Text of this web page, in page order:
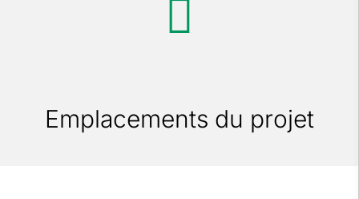
Emplacements du projet